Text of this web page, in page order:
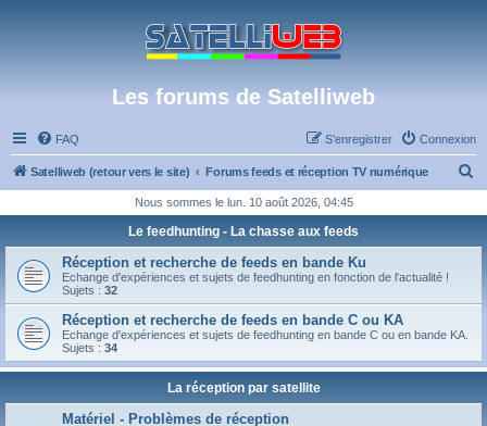
Les forums de Satelliweb
FAQ Connexion
S’enregistrer
Satelliweb (retour vers le site) Forums feeds et réception TV numérique
h
r
r
Nous sommes le lun. 10 août 2026, 04:45
Le feedhunting - La chasse aux feeds
Réception et recherche de feeds en bande Ku
Echange d'expériences et sujets de feedhunting en fonction de l'actualité !
Sujets : 32
Réception et recherche de feeds en bande C ou KA
Echange d'expériences et sujets de feedhunting en bande C ou en bande KA.
Sujets : 34
La réception par satellite
Matériel - Problèmes de réception